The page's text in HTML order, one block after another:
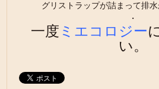
グリストラップが詰まって排
・
一度 ミエコロジー
い。